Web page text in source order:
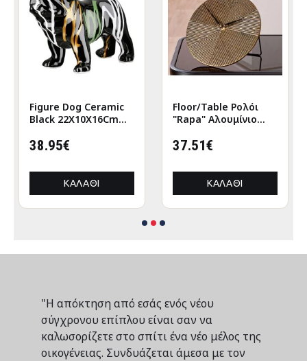
Figure Dog Ceramic
Black 22X10X16Cm
38.95€
ΚΑΛΆΘΙ
Floor/Table Ρολόι
"Rapa" Αλουμίνιο
155 cm D. 205 cm
37.51€
ΚΑΛΆΘΙ
"Η απόκτηση από εσάς ενός νέου
σύγχρονου επίπλου είναι σαν να
καλωσορίζετε στο σπίτι ένα νέο μέλος της
οικογένειας. Συνδυάζεται άμεσα με τον